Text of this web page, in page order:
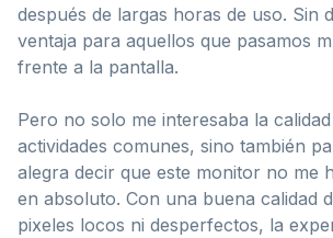
después de largas horas de uso. Sin
ventaja para aquellos que pasamos
frente a la pantalla.
Pero no solo me interesaba la
actividades comunes, sino también
alegra decir que este monitor no me
en absoluto. Con una buena calidad
pixeles locos ni desperfectos, la